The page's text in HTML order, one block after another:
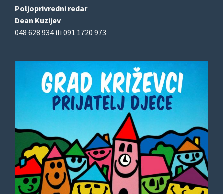
Poljoprivredni redar
Dean Kuzijev
048 628 934 ili 091 1720 973